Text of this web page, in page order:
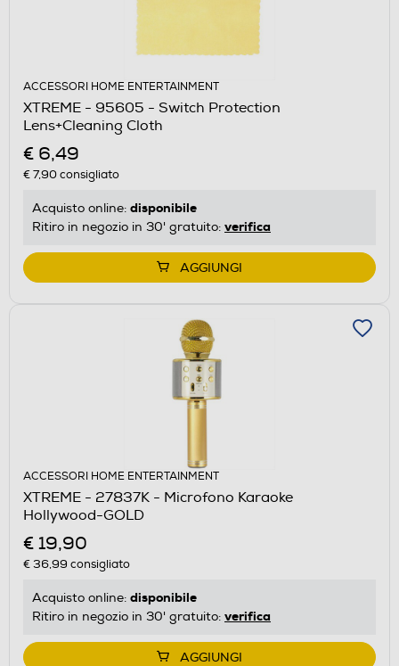
ACCESSORI HOME ENTERTAINMENT
XTREME - 95605 - Switch Protection
Lens+Cleaning Cloth
€ 6,49
€ 7,90consigliato
Acquisto online: disponibile
Ritiro in negozio in 30' gratuito: verifica
AGGIUNGI
ACCESSORI HOME ENTERTAINMENT
XTREME - 27837K - Microfono Karaoke
Hollywood-GOLD
€ 19,90
€ 36,99 consigliato
Acquisto online: disponibile
Ritiro in negozio in 30' gratuito: verifica
AGGIUNGI